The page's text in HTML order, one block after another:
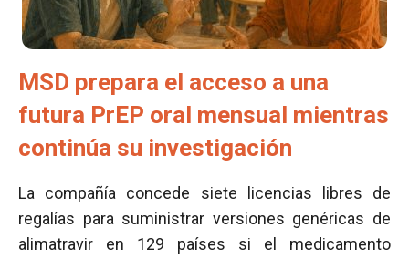
MSD prepara el acceso a una
futura PrEP oral mensual mientras
continúa su investigación
La compañía concede siete licencias libres de
regalías para suministrar versiones genéricas de
alimatravir en 129 países si el medicamento